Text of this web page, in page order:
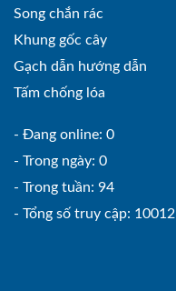
Song chắn rác
Khung gốc cây
Gạch dẫn hướng dẫn
Tấm chống lóa
- Đang online: 0
- Trong ngày: 0
- Trong tuần: 94
- Tổng số truy cập: 10012